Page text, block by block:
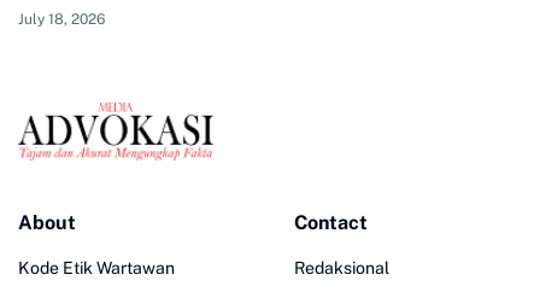
July 18, 2026
About
Kode Etik Wartawan
Contact
Redaksional